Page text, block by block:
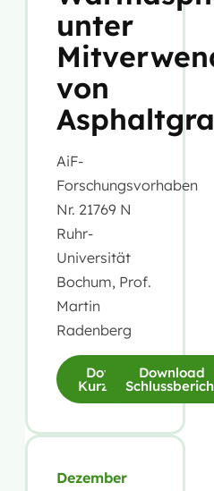
unter
von
AiF-
Forschungsvorhaben
Nr. 21769 N
Ruhr-
Universität
Bochum, Prof.
Martin
Radenberg
Download
Kurzfassung
Download
Dezember